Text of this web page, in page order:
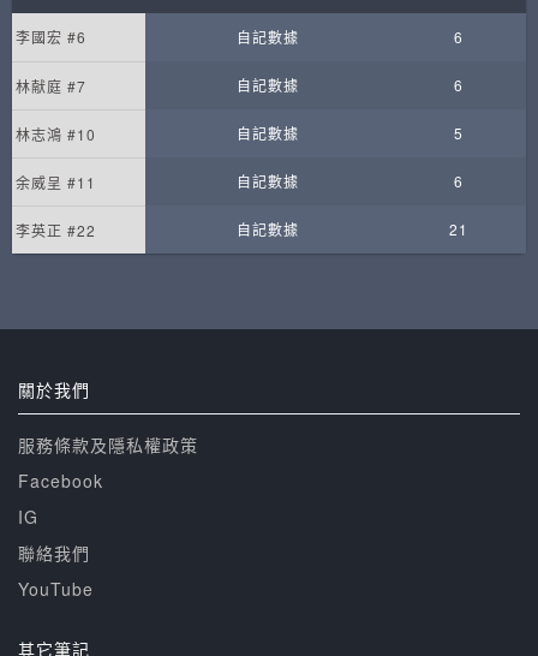
李國宏 #6 自記數據 6
林献庭 #7 自記數據 6
林志鴻 #10 自記數據 5
余威呈 #11 自記數據 6
李英正 #22 自記數據 21
關於我們
服務條款及隱私權政策
Facebook
IG
聯絡我們
YouTube
其它筆記